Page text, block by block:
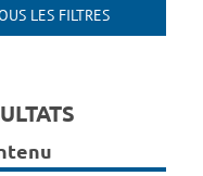
LES FILTRES